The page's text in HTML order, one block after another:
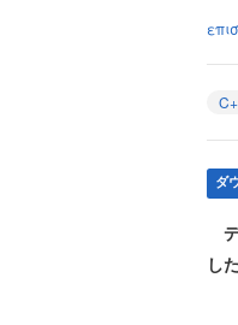
ダ
し